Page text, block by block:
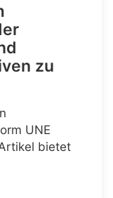
zu
UNE
bietet